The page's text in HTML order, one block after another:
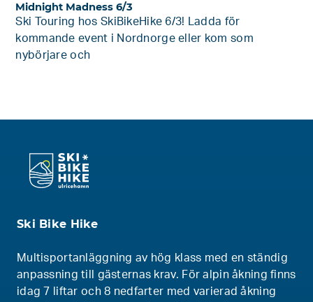
Midnight Madness 6/3
Ski Touring hos SkiBikeHike 6/3! Ladda för
kommande event i Nordnorge eller kom som
nybörjare och
Ski Bike Hike
Multisportanläggning av hög klass med en ständig
anpassning till gästernas krav. För alpin åkning finns
idag 7 liftar och 8 nedfarter med varierad åkning